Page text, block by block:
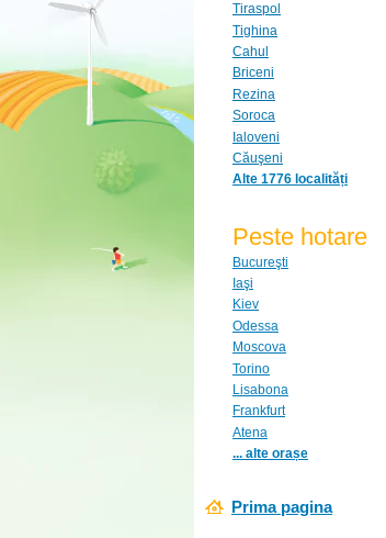
Tiraspol
Tighina
Cahul
Briceni
Rezina
Soroca
Ialoveni
Căuşeni
Alte 1776 localități
Peste hotare
Bucureşti
Iaşi
Kiev
Odessa
Moscova
Torino
Lisabona
Frankfurt
Atena
... alte orașe
Prima pagina